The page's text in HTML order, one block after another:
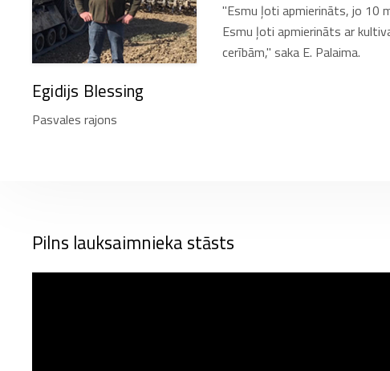
Egidijs Blessing
Pasvales rajons
"Esmu ļoti apmierināts, jo 10
Esmu ļoti apmierināts ar
cerībām," saka E. Palaima.
Pilns lauksaimnieka stāsts